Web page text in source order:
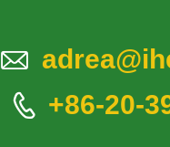

 +86-20-